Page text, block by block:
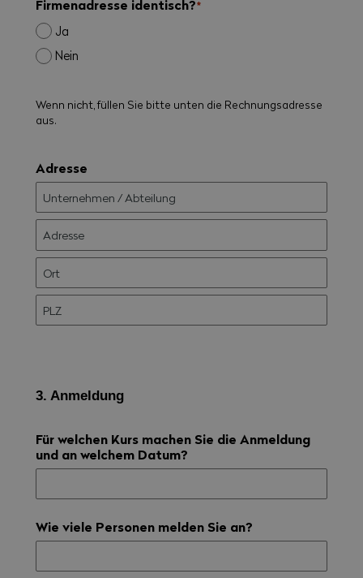
Firmenadresse identisch?*
Ja
Nein
Wenn nicht, füllen Sie bitte unten die Rechnungsadresse
aus.
Adresse
3. Anmeldung
Für welchen Kurs machen Sie die Anmeldung
und an welchem Datum?
Wie viele Personen melden Sie an?